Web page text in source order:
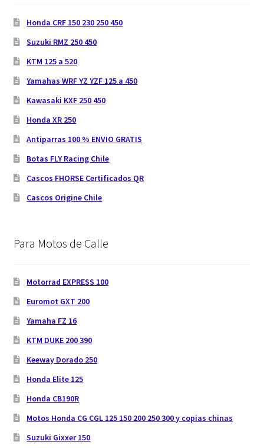
Honda CRF 150 230 250 450
Suzuki RMZ 250 450
KTM 125 a 520
Yamahas WRF YZ YZF 125 a 450
Kawasaki KXF 250 450
Honda XR 250
Antiparras 100 % ENVIO GRATIS
Botas FLY Racing Chile
Cascos FHORSE Certificados QR
Cascos Origine Chile
Para Motos de Calle
Motorrad EXPRESS 100
Euromot GXT 200
Yamaha FZ 16
KTM DUKE 200 390
Keeway Dorado 250
Honda Elite 125
Honda CB190R
Motos Honda CG CGL 125 150 200 250 300 y copias chinas
Suzuki Gixxer 150